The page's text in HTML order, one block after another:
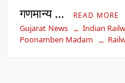
गणमान्य …
READ MORE
Gujarat News Indian
Poonamben Madam